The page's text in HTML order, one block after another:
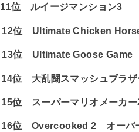
11位 ルイージマンション3
12位 Ultimate Chicken
13位 Ultimate Goose Game
14位 大乱闘スマッシュブラ
15位 スーパーマリオメーカー
16位 Overcooked 2 オーバ